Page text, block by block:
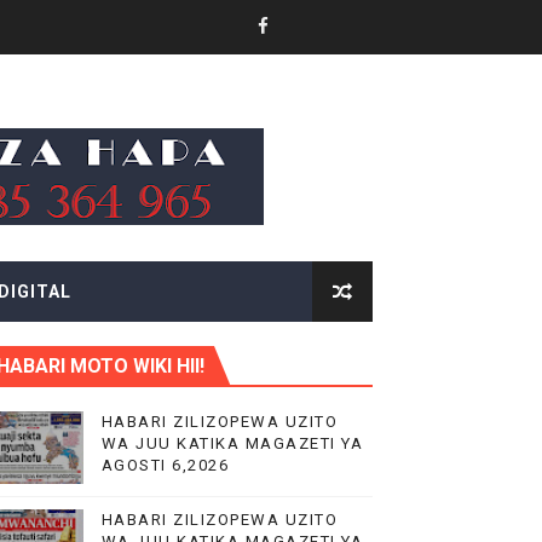
KIKUU CHA NISHATI YA MAFUTA
MOTO WIKI HII!
HABARI ZILIZOPEWA UZITO
WA JUU KATIKA MAGAZETI YA
AGOSTI 6,2026
HABARI ZILIZOPEWA UZITO